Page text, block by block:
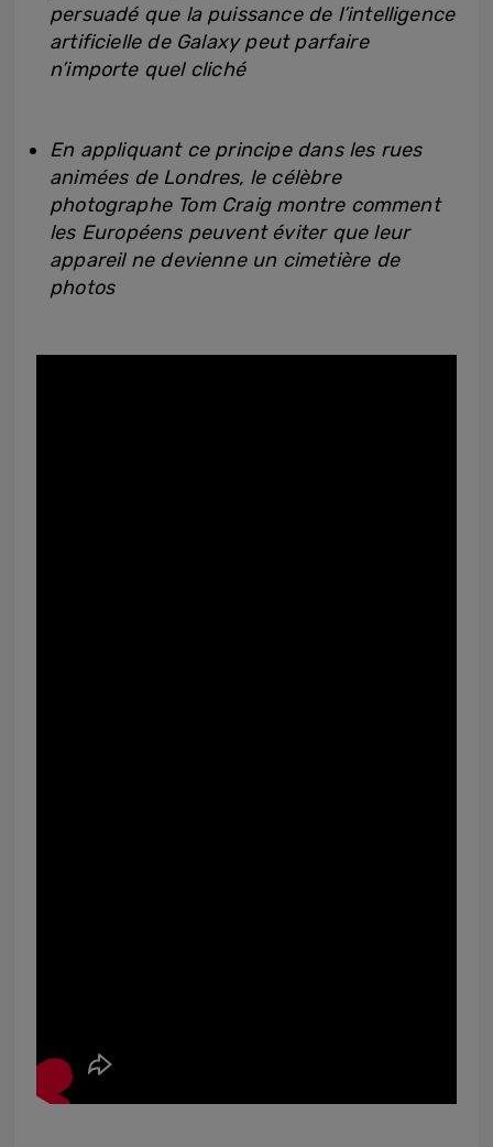
persuadé que la puissance de l’intelligence
artificielle de Galaxy peut parfaire
n’importe quel cliché
En appliquant ce principe dans les rues
animées de Londres, le célèbre
photographe Tom Craig montre comment
les Européens peuvent éviter que leur
appareil ne devienne un cimetière de
photos